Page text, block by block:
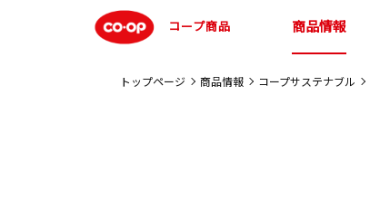
コープ商品 商品情報
トップページ 商品情報 コープサステナブル